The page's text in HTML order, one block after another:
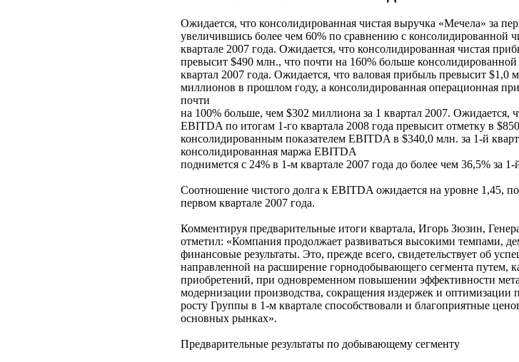
Ожидается, что консолидированная чистая выручка «Мечела» за
увеличившись более чем 60% по сравнению с консолидированной
квартале 2007 года. Ожидается, что консолидированная чистая
превысит $490 млн., что почти на 160% больше
квартал 2007 года. Ожидается, что валовая прибыль превысит $1,0
миллионов в прошлом году, а консолидированная операционная
почти
на 100% больше, чем $302 миллиона за 1 квартал 2007. Ожидается,
EBITDA по итогам 1-го квартала 2008 года превысит отметку в
консолидированным показателем EBITDA в $340,0 млн. за 1-й
консолидированная маржа EBITDA
поднимется с 24% в 1-м квартале 2007 года до более чем 36,5% за 1-
Соотношение чистого долга к EBITDA ожидается на уровне 1,45,
первом квартале 2007 года.
Комментируя предварительные итоги квартала, Игорь Зюзин,
отметил: «Компания продолжает развиваться высокими темпами,
финансовые результаты. Это, прежде всего, свидетельствует об
направленной на расширение горнодобывающего сегмента путем,
приобретений, при одновременном повышении эффективности
модернизации производства, сокращения издержек и
росту Группы в 1-м квартале способствовали и благоприятные
основных рынках».
Предварительные результаты по добывающему сегменту